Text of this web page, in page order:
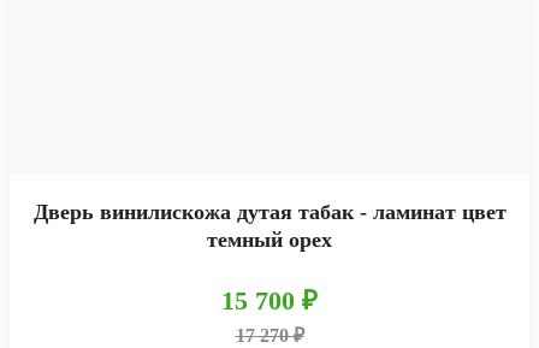
Дверь винилискожа дутая табак - ламинат цвет
темный орех
15 700 ₽
17 270 ₽